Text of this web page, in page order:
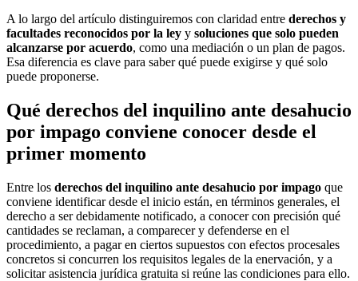
A lo largo del artículo distinguiremos con claridad entre derechos y
facultades reconocidos por la ley y soluciones que solo pueden
alcanzarse por acuerdo, como una mediación o un plan de pagos.
Esa diferencia es clave para saber qué puede exigirse y qué solo
puede proponerse.
Qué derechos del inquilino ante desahucio
por impago conviene conocer desde el
primer momento
Entre los derechos del inquilino ante desahucio por impago que
conviene identificar desde el inicio están, en términos generales, el
derecho a ser debidamente notificado, a conocer con precisión qué
cantidades se reclaman, a comparecer y defenderse en el
procedimiento, a pagar en ciertos supuestos con efectos procesales
concretos si concurren los requisitos legales de la enervación, y a
solicitar asistencia jurídica gratuita si reúne las condiciones para ello.